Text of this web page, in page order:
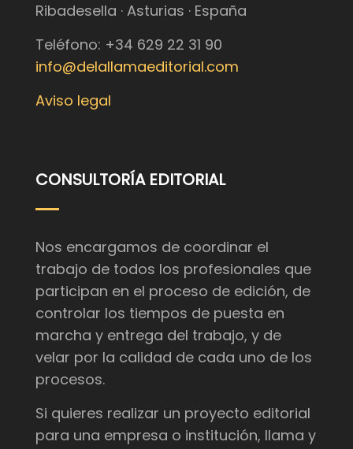
Ribadesella · Asturias · España
Teléfono: +34 629 22 31 90
info@delallamaeditorial.com
Aviso legal
CONSULTORÍA EDITORIAL
Nos encargamos de coordinar el
trabajo de todos los profesionales que
participan en el proceso de edición, de
controlar los tiempos de puesta en
marcha y entrega del trabajo, y de
velar por la calidad de cada uno de los
procesos.
Si quieres realizar un proyecto editorial
para una empresa o institución, llama y